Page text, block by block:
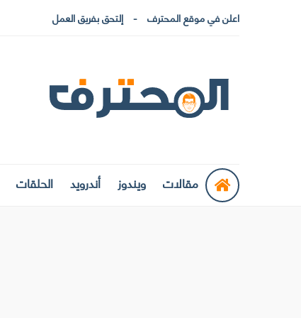
اعلن في موقع المحترف إلتحق بفريق العمل
مقالات ويندوز أندرويد الحلقات